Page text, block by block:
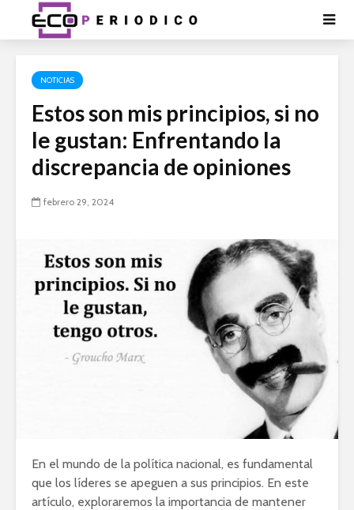
NOTICIAS
Estos son mis principios, si no
le gustan: Enfrentando la
discrepancia de opiniones
febrero 29, 2024
En el mundo de la política nacional, es fundamental
que los líderes se apeguen a sus principios. En este
artículo, exploraremos la importancia de mantener